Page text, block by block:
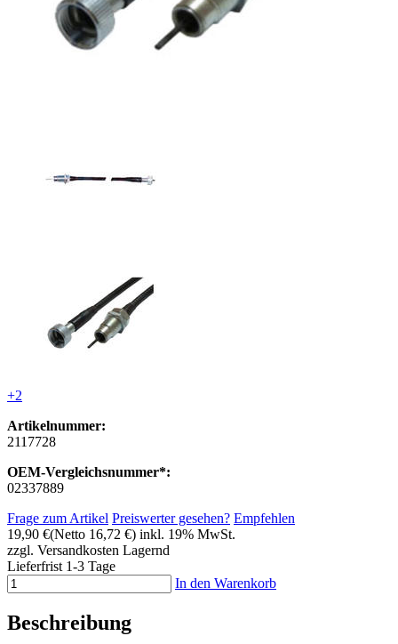
+2
Artikelnummer:
2117728
OEM-Vergleichsnummer*:
02337889
Frage zum Artikel Preiswerter gesehen? Empfehlen
19,90 €(Netto 16,72 €) inkl. 19% MwSt.
zzgl. Versandkosten Lagernd
Lieferfrist 1-3 Tage
In den Warenkorb
Beschreibung